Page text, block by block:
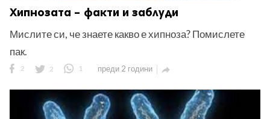
Хипнозата – факти и заблуди
Мислите си, че знаете какво е хипноза? Помислете
пак.
2 2 1 преди 2 години 